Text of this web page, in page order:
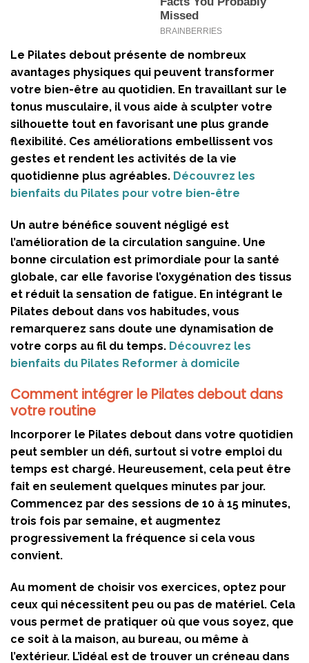
Le Pilates debout présente de nombreux
avantages physiques qui peuvent transformer
votre bien-être au quotidien. En travaillant sur le
tonus musculaire, il vous aide à sculpter votre
silhouette tout en favorisant une plus grande
flexibilité. Ces améliorations embellissent vos
gestes et rendent les activités de la vie
quotidienne plus agréables. Découvrez les
bienfaits du Pilates pour votre bien-être
Un autre bénéfice souvent négligé est
l’amélioration de la circulation sanguine. Une
bonne circulation est primordiale pour la santé
globale, car elle favorise l’oxygénation des tissus
et réduit la sensation de fatigue. En intégrant le
Pilates debout dans vos habitudes, vous
remarquerez sans doute une dynamisation de
votre corps au fil du temps. Découvrez les
bienfaits du Pilates Reformer à domicile
Comment intégrer le Pilates debout dans
votre routine
Incorporer le Pilates debout dans votre quotidien
peut sembler un défi, surtout si votre emploi du
temps est chargé. Heureusement, cela peut être
fait en seulement quelques minutes par jour.
Commencez par des sessions de 10 à 15 minutes,
trois fois par semaine, et augmentez
progressivement la fréquence si cela vous
convient.
Au moment de choisir vos exercices, optez pour
ceux qui nécessitent peu ou pas de matériel. Cela
vous permet de pratiquer où que vous soyez, que
ce soit à la maison, au bureau, ou même à
l’extérieur. L’idéal est de trouver un créneau dans